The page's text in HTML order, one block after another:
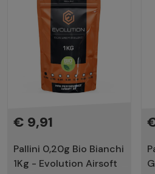
€ 9,91
Pallini 0,20g Bio Bianchi
1Kg - Evolution Airsoft